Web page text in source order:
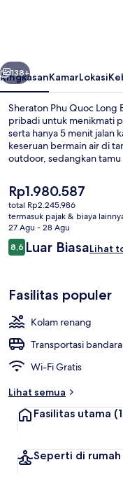
Resort
Berikutnya
138+
RingkasanKamarLokasi
Sheraton Phu Quoc Long
pribadi untuk menikmati
serta hanya 5 menit jalan
keseruan bermain air di
outdoor, sedangkan
aromaterapi. Wok & Curry
menyajikan masakan
makan malam.
bar/lounge, klub anak
mengatakan hal baik
Harga
saat
ini
Rp1.980.587
Rp1.980.587
total Rp2.245.986
termasuk pajak & biaya
27 Agu - 28 Agu
Ulasan
8,68,6 dari 10
Luar BiasaLihat
Fasilitas populer
Kolam renang
Transportasi bandara
Wi-Fi Gratis
Lihat semua
Fasilitas utama
Seperti di rumah